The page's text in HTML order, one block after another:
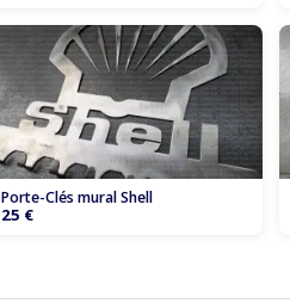
Porte-Clés mural Shell
25 €